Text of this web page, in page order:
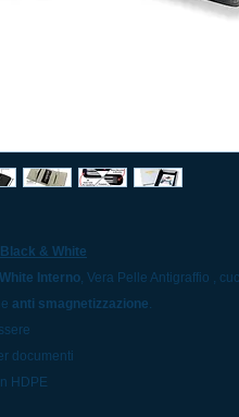
& White
Interno, Vera Pelle Antigraffio ,
anti smagnetizzazione.
documenti
HDPE